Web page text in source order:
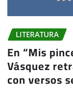
LITERATURA
En “Mis
Vásquez
con versos